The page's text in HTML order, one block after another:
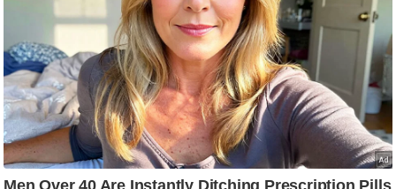
स्तं
भ
ए
म
.
आ